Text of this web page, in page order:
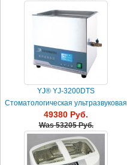
YJ® YJ-3200DTS
Стоматологическая ультразвуковая
ванна 6L
49380 Руб.
Was53205 Руб.